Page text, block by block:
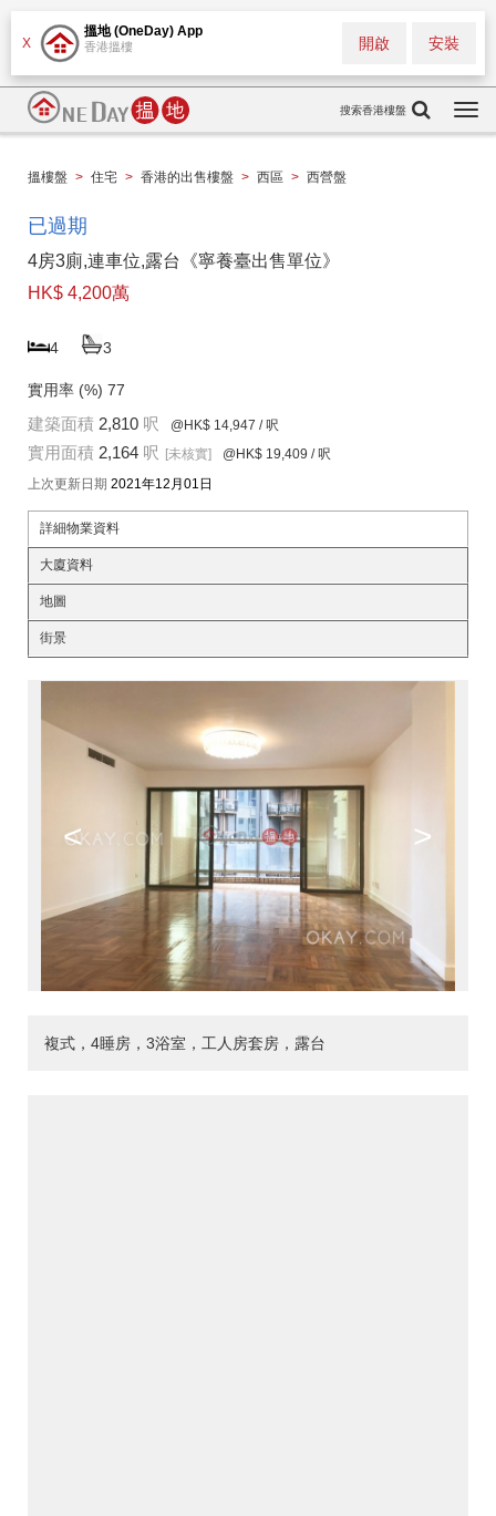
X
搵地 (OneDay) App
香港搵樓 安裝
開啟
搜索香港樓盤
搵樓盤 > 住宅 > 香港的出售樓盤 > 西區 > 西營盤
已過期
4房3廁,連車位,露台《寧養臺出售單位》
HK$ 4,200萬
4 3
實用率 (%) 77
建築面積 2,810 呎 @HK$ 14,947 / 呎
實用面積 2,164 呎 [未核實] @HK$ 19,409 / 呎
上次更新日期 2021年12月01日
詳細物業資料
大廈資料
地圖
街景
< >
複式，4睡房，3浴室，工人房套房，露台